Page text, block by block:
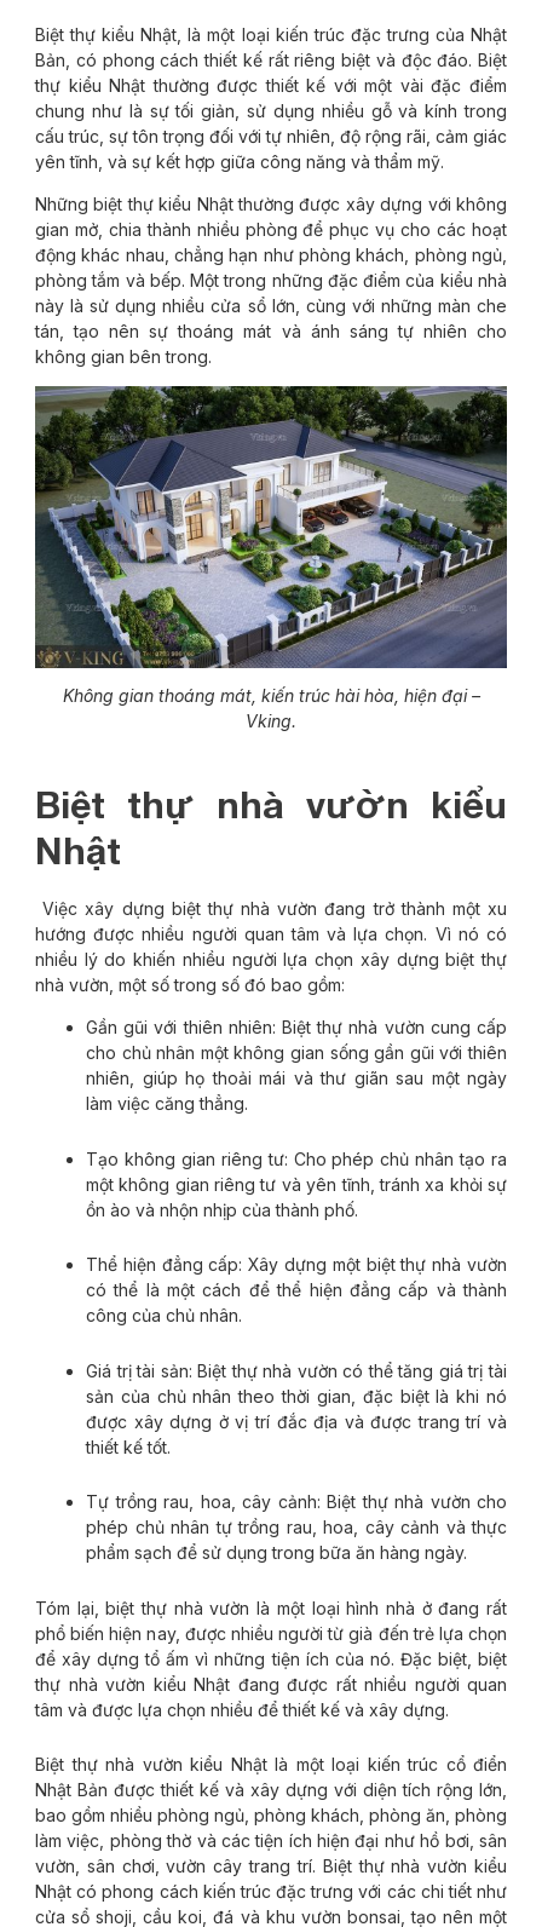
Biệt thự kiểu Nhật, là một loại kiến trúc đặc trưng của Nhật
Bản, có phong cách thiết kế rất riêng biệt và độc đáo. Biệt
thự kiểu Nhật thường được thiết kế với một vài đặc điểm
chung như là sự tối giản, sử dụng nhiều gỗ và kính trong
cấu trúc, sự tôn trọng đối với tự nhiên, độ rộng rãi, cảm giác
yên tĩnh, và sự kết hợp giữa công năng và thẩm mỹ.
Những biệt thự kiểu Nhật thường được xây dựng với không
gian mở, chia thành nhiều phòng để phục vụ cho các hoạt
động khác nhau, chẳng hạn như phòng khách, phòng ngủ,
phòng tắm và bếp. Một trong những đặc điểm của kiểu nhà
này là sử dụng nhiều cửa sổ lớn, cùng với những màn che
tán, tạo nên sự thoáng mát và ánh sáng tự nhiên cho
không gian bên trong.
Không gian thoáng mát, kiến trúc hài hòa, hiện đại –
Vking.
Biệt thự nhà vườn kiểu
Nhật
Việc xây dựng biệt thự nhà vườn đang trở thành một xu
hướng được nhiều người quan tâm và lựa chọn. Vì nó có
nhiều lý do khiến nhiều người lựa chọn xây dựng biệt thự
nhà vườn, một số trong số đó bao gồm:
Gần gũi với thiên nhiên: Biệt thự nhà vườn cung cấp
cho chủ nhân một không gian sống gần gũi với thiên
nhiên, giúp họ thoải mái và thư giãn sau một ngày
làm việc căng thẳng.
Tạo không gian riêng tư: Cho phép chủ nhân tạo ra
một không gian riêng tư và yên tĩnh, tránh xa khỏi sự
ồn ào và nhộn nhịp của thành phố.
Thể hiện đẳng cấp: Xây dựng một biệt thự nhà vườn
có thể là một cách để thể hiện đẳng cấp và thành
công của chủ nhân.
Giá trị tài sản: Biệt thự nhà vườn có thể tăng giá trị tài
sản của chủ nhân theo thời gian, đặc biệt là khi nó
được xây dựng ở vị trí đắc địa và được trang trí và
thiết kế tốt.
Tự trồng rau, hoa, cây cảnh: Biệt thự nhà vườn cho
phép chủ nhân tự trồng rau, hoa, cây cảnh và thực
phẩm sạch để sử dụng trong bữa ăn hàng ngày.
Tóm lại, biệt thự nhà vườn là một loại hình nhà ở đang rất
phổ biến hiện nay, được nhiều người từ già đến trẻ lựa chọn
để xây dựng tổ ấm vì những tiện ích của nó. Đặc biệt, biệt
thự nhà vườn kiểu Nhật đang được rất nhiều người quan
tâm và được lựa chọn nhiều để thiết kế và xây dựng.
Biệt thự nhà vườn kiểu Nhật là một loại kiến trúc cổ điển
Nhật Bản được thiết kế và xây dựng với diện tích rộng lớn,
bao gồm nhiều phòng ngủ, phòng khách, phòng ăn, phòng
làm việc, phòng thờ và các tiện ích hiện đại như hồ bơi, sân
vườn, sân chơi, vườn cây trang trí. Biệt thự nhà vườn kiểu
Nhật có phong cách kiến trúc đặc trưng với các chi tiết như
cửa sổ shoji, cầu koi, đá và khu vườn bonsai, tạo nên một